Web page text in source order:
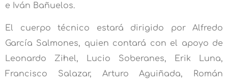
e Iván Bañuelos.
El cuerpo técnico estará dirigido por Alfredo
García Salmones, quien contará con el apoyo de
Leonardo Zihel, Lucio Soberanes, Erik Luna,
Francisco Salazar, Arturo Aguiñada, Román